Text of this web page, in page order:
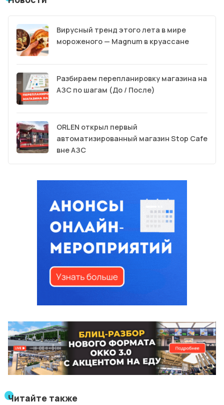
Вирусный тренд этого лета в мире
мороженого — Magnum в круассане
Разбираем перепланировку магазина на
АЗС по шагам (До / После)
ORLEN открыл первый
автоматизированный магазин Stop Cafe
вне АЗС
Читайте также